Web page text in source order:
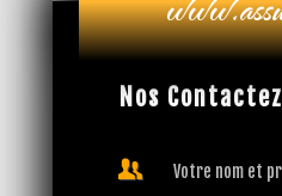
Nos Contactez